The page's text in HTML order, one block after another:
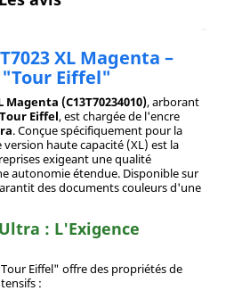
XL Magenta –
Eiffel"
Magenta (C13T70234010), arborant
Tour Eiffel, est chargée de l'encre
. Conçue spécifiquement pour la
haute capacité (XL) est la
exigeant une qualité
autonomie étendue. Disponible sur
des documents couleurs d'une
: L'Exigence
Eiffel" offre des propriétés de
: